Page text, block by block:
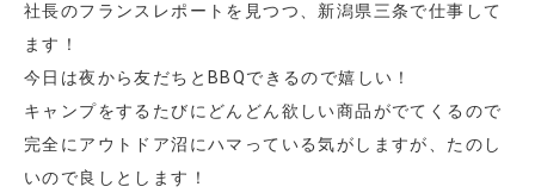
社長のフランスレポートを見つつ、新潟県三条で仕事して
ます！
今日は夜から友だちとBBQできるので嬉しい！
キャンプをするたびにどんどん欲しい商品がでてくるので
完全にアウトドア沼にハマっている気がしますが、たのし
いので良しとします！